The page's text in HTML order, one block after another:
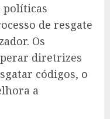
políticas
de resgate
Os
diretrizes
códigos, o
a